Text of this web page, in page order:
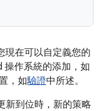
現在可以自定義您的
操作系統的添加，如
，如驗證中所述。
新到位時，新的策略